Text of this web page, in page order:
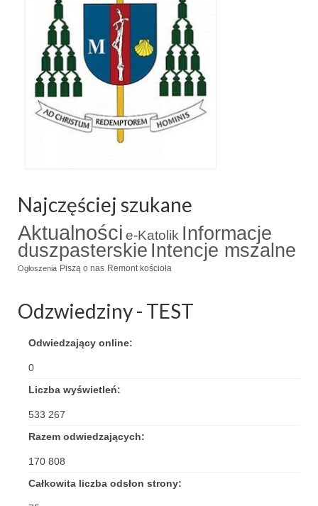
Nasza parafia z lotu ptaka
Stare fotografie
Galerie 2018
Pasterka 2018
Remont kościoła
Triduum Św. St. Kostka 2018
Narodowy Dzień Pamięci “Żołnierzy
Wyklętych” 2018
Remont plebanii 2017
Wprowadzenie nowego Proboszcza
Kontakt
POMOC PSYCHOTERAPEUTY
Najczęściej szukane
Aktualności e-Katolik Informacje
duszpasterskie Intencje mszalne
Ogłoszenia Piszą o nas Remont kościoła
Odzwiedziny - TEST
Odwiedzający online:
0
Liczba wyświetleń:
533 267
Razem odwiedzających:
170 808
Całkowita liczba odsłon strony: